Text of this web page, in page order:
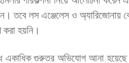
তবে লস এঞ্জেলেস ও অ্যারিজোনায়
হয়নি।
একাধিক গুরুতর অভিযোগ আনা